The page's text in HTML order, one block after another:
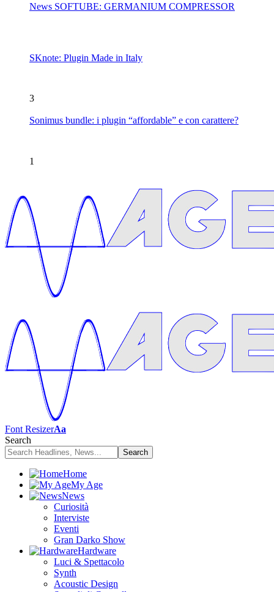
News SOFTUBE: GERMANIUM COMPRESSOR
SKnote: Plugin Made in Italy
3
Sonimus bundle: i plugin “affordable” e con carattere?
1
Font ResizerAa
Search
Home
My Age
News
Curiosità
Interviste
Eventi
Gran Darko Show
Hardware
Luci & Spettacolo
Synth
Acoustic Design